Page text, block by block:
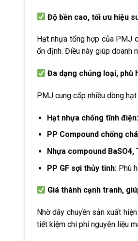
Độ bền cao, tối ưu hiệu
Hạt nhựa tổng hợp của PMJ
ổn định. Điều này giúp doanh
Đa dạng chủng loại, phù
PMJ cung cấp nhiều dòng
Hạt nhựa chống tĩnh điện:
PP Compound chống
Nhựa compound BaSO4,
PP GF sợi thủy tinh:Phù
Giá thành cạnh tranh,
Nhờ dây chuyền sản xuất
tiết kiệm chi phí nguyên liệu